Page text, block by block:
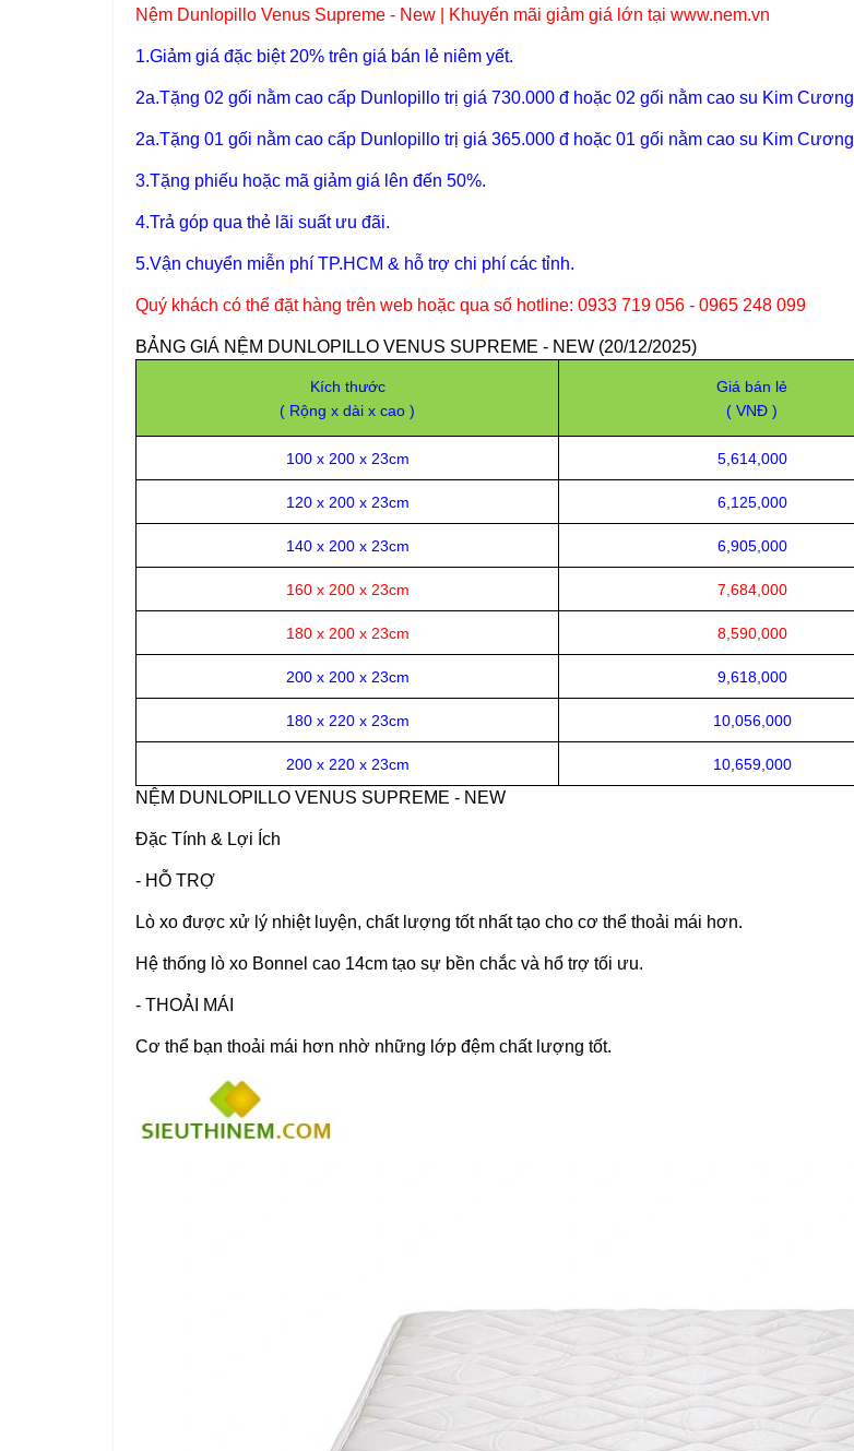
Nệm Dunlopillo Venus Supreme - New | Khuyến mãi giảm giá lớn tại www.nem.vn
1.Giảm giá đặc biệt 20% trên giá bán lẻ niêm yết.
2a.Tặng 02 gối nằm cao cấp Dunlopillo trị giá 730.000 đ hoặc 02 gối nằm cao su Kim Cương
2a.Tặng 01 gối nằm cao cấp Dunlopillo trị giá 365.000 đ hoặc 01 gối nằm cao su Kim Cương
3.Tặng phiếu hoặc mã giảm giá lên đến 50%.
4.Trả góp qua thẻ lãi suất ưu đãi.
5.Vận chuyển miễn phí TP.HCM & hỗ trợ chi phí các tỉnh.
Quý khách có thể đặt hàng trên web hoặc qua số hotline: 0933 719 056 - 0965 248 099
BẢNG GIÁ NỆM DUNLOPILLO VENUS SUPREME - NEW (20/12/2025)
Kích thước
( Rộng x dài x cao )
Giá bán lẻ
( VNĐ )
100 x 200 x 23cm 5,614,000
120 x 200 x 23cm 6,125,000
140 x 200 x 23cm 6,905,000
160 x 200 x 23cm 7,684,000
180 x 200 x 23cm 8,590,000
200 x 200 x 23cm 9,618,000
180 x 220 x 23cm 10,056,000
200 x 220 x 23cm 10,659,000
NỆM DUNLOPILLO VENUS SUPREME - NEW
Đặc Tính & Lợi Ích
- HỖ TRỢ
Lò xo được xử lý nhiệt luyện, chất lượng tốt nhất tạo cho cơ thể thoải mái hơn.
Hệ thống lò xo Bonnel cao 14cm tạo sự bền chắc và hổ trợ tối ưu.
- THOẢI MÁI
Cơ thể bạn thoải mái hơn nhờ những lớp đệm chất lượng tốt.